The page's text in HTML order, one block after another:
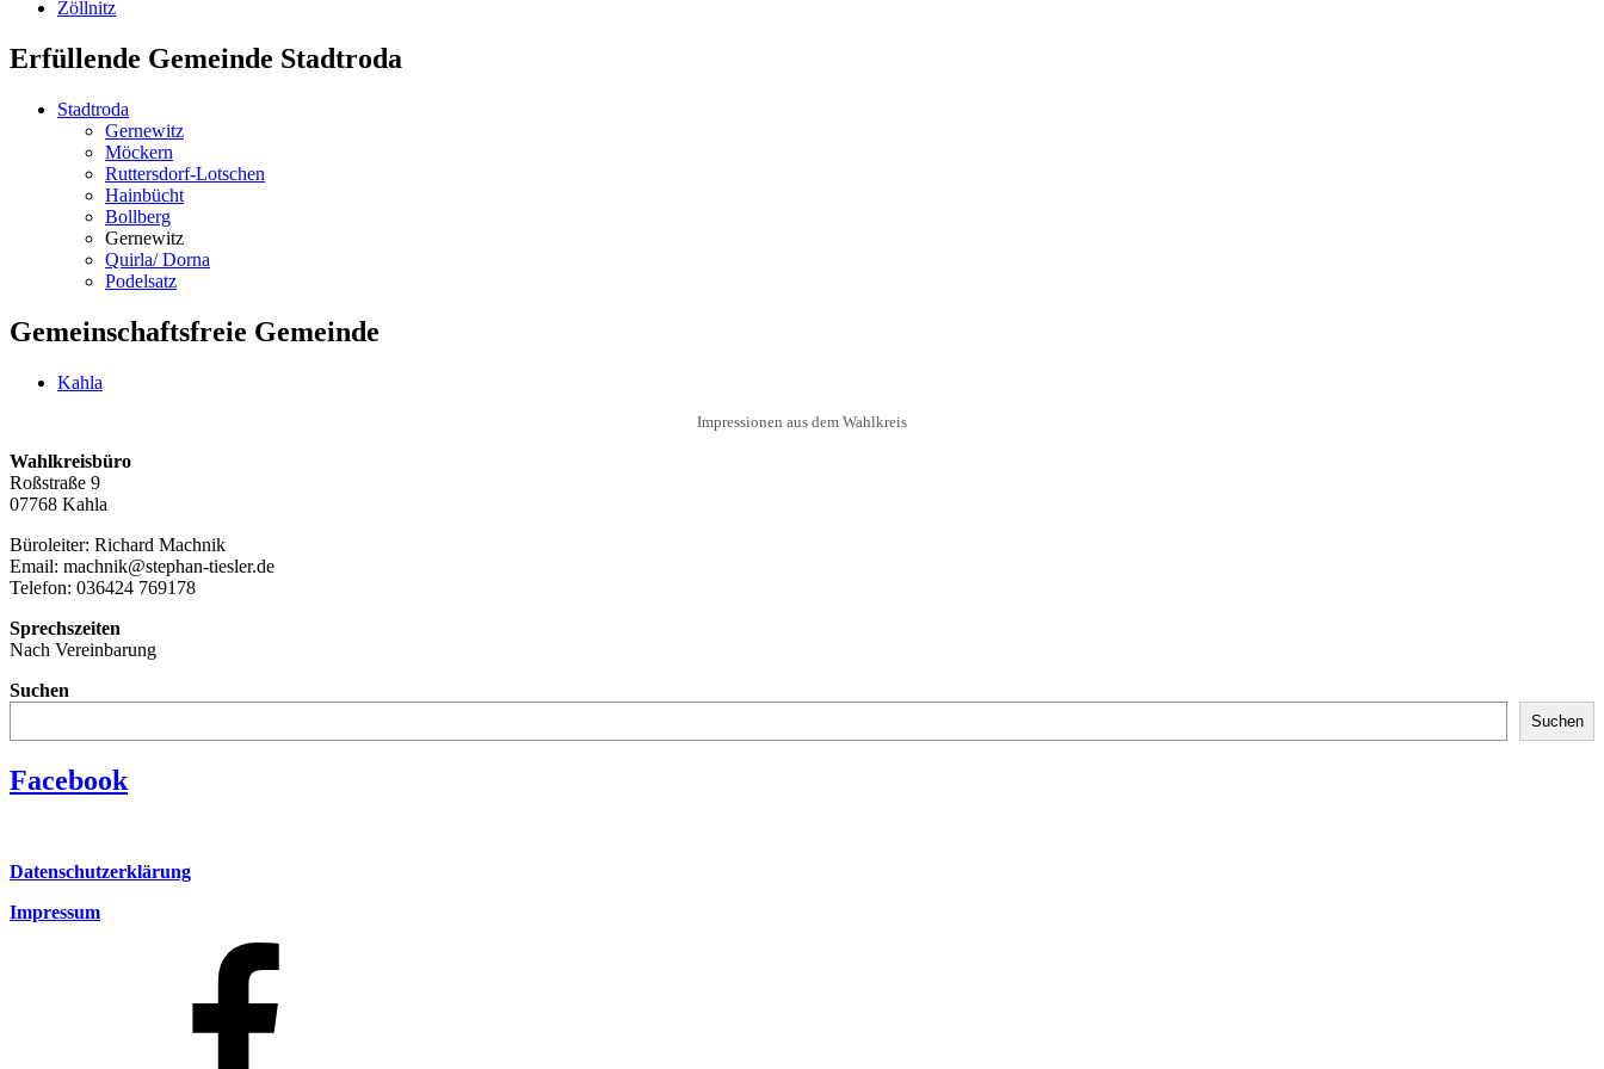
Zöllnitz
Erfüllende Gemeinde Stadtroda
Stadtroda
Gernewitz
Möckern
Ruttersdorf-Lotschen
Hainbücht
Bollberg
Gernewitz
Quirla/ Dorna
Podelsatz
Gemeinschaftsfreie Gemeinde
Kahla
Impressionen aus dem Wahlkreis
Wahlkreisbüro
Roßstraße 9
07768 Kahla
Büroleiter: Richard Machnik
Email: machnik@stephan-tiesler.de
Telefon: 036424 769178
Sprechszeiten
Nach Vereinbarung
Suchen
Suchen
Facebook
Datenschutzerklärung
Impressum